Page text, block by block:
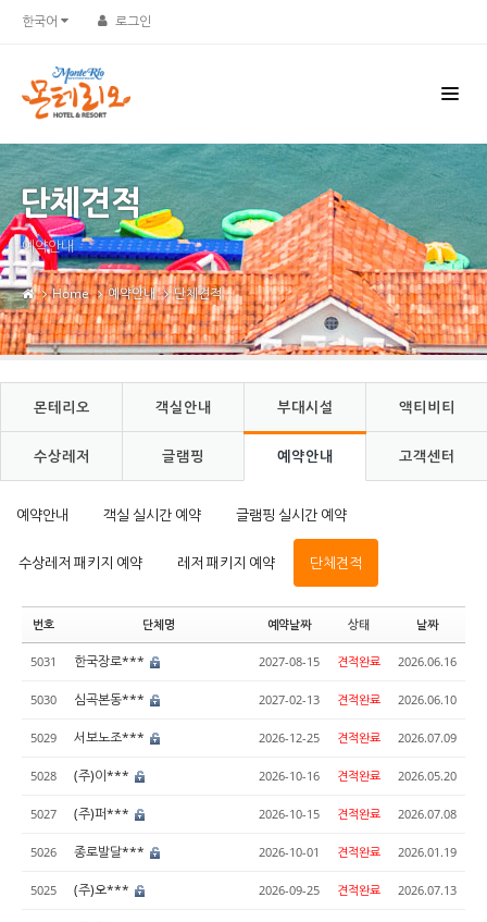
한국어 로그인
단체견적
예약안내
Home 예약안내 단체견적
몬테리오 객실안내 부대시설 액티비티
수상레저 글램핑 예약안내 고객센터
예약안내 객실 실시간 예약 글램핑 실시간 예약
수상레저 패키지 예약 레저 패키지 예약 단체견적
번호 단체명 예약날짜 상태 날짜
5031 한국장로*** 2027-08-15 견적완료 2026.06.16
5030 심곡본동*** 2027-02-13 견적완료 2026.06.10
5029 서보노조*** 2026-12-25 견적완료 2026.07.09
5028 (주)이*** 2026-10-16 견적완료 2026.05.20
5027 (주)퍼*** 2026-10-15 견적완료 2026.07.08
5026 종로발달*** 2026-10-01 견적완료 2026.01.19
5025 (주)오*** 2026-09-25 견적완료 2026.07.13
Sketchbook5, 스케치북5